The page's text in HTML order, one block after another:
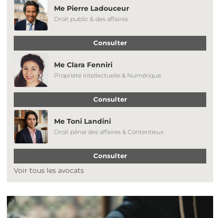
Me Pierre Ladouceur
Droit public & des affaires
Consulter
Me Clara Fenniri
Propriété intellectuelle & Numérique
Consulter
Me Toni Landini
Droit pénal des affaires & Contentieux
Consulter
Voir tous les avocats